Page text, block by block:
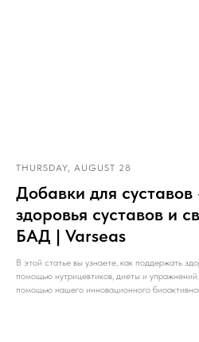
THURSDAY, AUGUST 28
Добавки для
здоровья суставов и
БАД | Varseas
В этой статье вы узнаете, как поддержать
помощью нутрицевтиков, диеты и
помощью нашего инновационного